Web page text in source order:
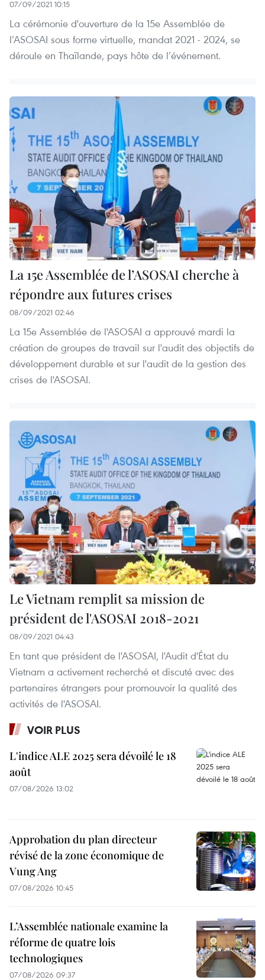
07/09/2021 10:15
La cérémonie d'ouverture de la 15e Assemblée de
l’ASOSAI sous forme virtuelle, mandat 2021 - 2024, se
déroule en Thaïlande, pays hôte de l’événement.
La 15e Assemblée de l’ASOSAI cherche à
répondre aux futures crises
08/09/2021 02:46
La 15e Assemblée de l'ASOSAI a approuvé mardi la
création de groupes de travail sur l'audit des objectifs de
développement durable et sur l'audit de la gestion des
crises de l'ASOSAI.
Le Vietnam remplit sa mission de
président de l'ASOSAI 2018-2021
08/09/2021 04:43
En tant que président de l'ASOSAI, l'Audit d'État du
Vietnam a activement recherché et discuté avec des
partenaires étrangers pour promouvoir la qualité des
activités de l'ASOSAI.
VOIR PLUS
L'indice ALE 2025 sera dévoilé le 18
août
07/08/2026 13:02
Approbation du plan directeur
révisé de la zone économique de
Vung Ang
07/08/2026 10:45
L’Assemblée nationale examine la
réforme de quatre lois
technologiques
07/08/2026 09:37